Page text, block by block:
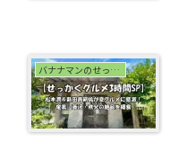
バナナマンのせっかくグルメ